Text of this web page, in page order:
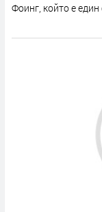
Фоинг, който е един